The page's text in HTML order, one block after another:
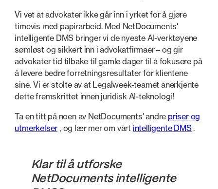
Vi vet at advokater ikke går inn i yrket for å gjøre
timevis med papirarbeid. Med NetDocuments'
intelligente DMS bringer vi de nyeste AI-verktøyene
sømløst og sikkert inn i advokatfirmaer – og gir
advokater tid tilbake til gamle dager til å fokusere på
å levere bedre forretningsresultater for klientene
sine. Vi er stolte av at Legalweek-teamet anerkjente
dette fremskrittet innen juridisk AI-teknologi!
Ta en titt på noen av NetDocuments' andre priser og
utmerkelser , og lær mer om vårt intelligente DMS.
Klar til å utforske
NetDocuments intelligente